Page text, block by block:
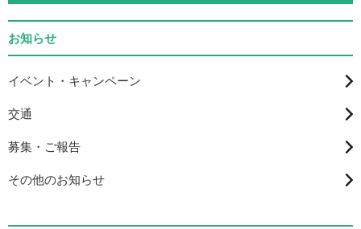
お知らせ
イベント・キャンペーン
交通
募集・ご報告
その他のお知らせ